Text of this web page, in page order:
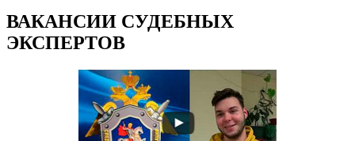
ВАКАНСИИ СУДЕБНЫХ
ЭКСПЕРТОВ